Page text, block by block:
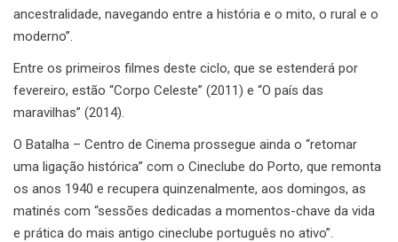
ancestralidade, navegando entre a história e o mito, o rural e o
moderno”.
Entre os primeiros filmes deste ciclo, que se estenderá por
fevereiro, estão “Corpo Celeste” (2011) e “O país das
maravilhas” (2014).
O Batalha – Centro de Cinema prossegue ainda o “retomar
uma ligação histórica” com o Cineclube do Porto, que remonta
os anos 1940 e recupera quinzenalmente, aos domingos, as
matinés com “sessões dedicadas a momentos-chave da vida
e prática do mais antigo cineclube português no ativo”.